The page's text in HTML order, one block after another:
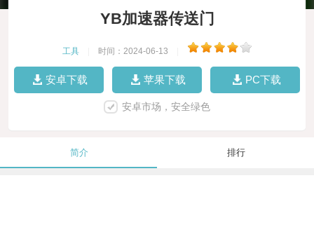
YB加速器传送门
工具 时间：2024-06-13
安卓下载 苹果下载 PC下载
安卓市场，安全绿色
简介 排行